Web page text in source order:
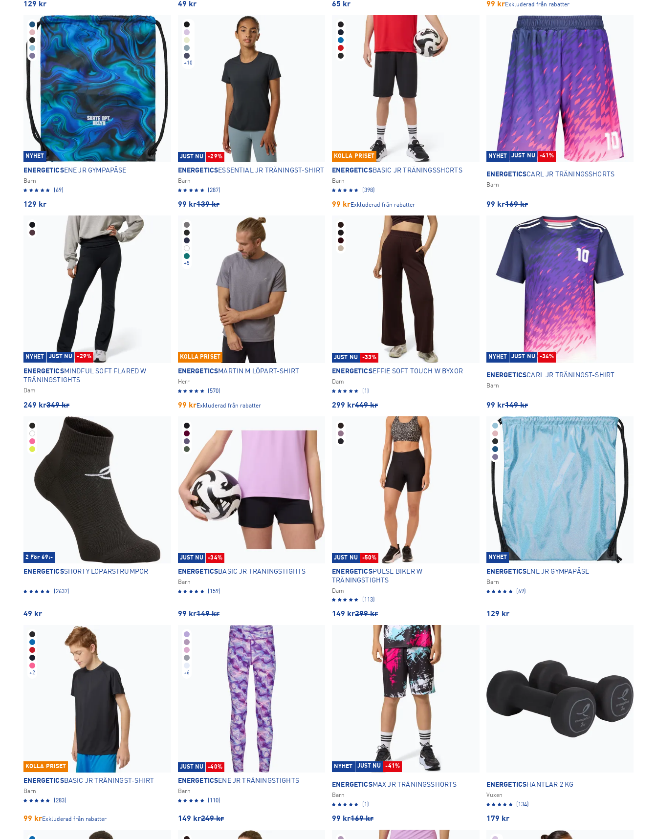
158
129 kr 49 kr 65 kr 99 krExkluderad från rabatter
NYHET
ENERGETICSENE JR GYMPAPÅSE
Barn
(69)
129 kr
+10
JUST NU -29%
ENERGETICSESSENTIAL JR TRÄNINGST-SHIRT
Barn
(287)
99 kr139 kr
KOLLA PRISET
ENERGETICSBASIC JR TRÄNINGSSHORTS
Barn
(398)
99 krExkluderad från rabatter
NYHET JUST NU -41%
ENERGETICSCARL JR TRÄNINGSSHORTS
Barn
99 kr169 kr
NYHET JUST NU -29%
ENERGETICSMINDFUL SOFT FLARED W
TRÄNINGSTIGHTS
Dam
249 kr349 kr
+5
KOLLA PRISET
ENERGETICSMARTIN M LÖPART-SHIRT
Herr
(570)
99 krExkluderad från rabatter
JUST NU -33%
ENERGETICSEFFIE SOFT TOUCH W BYXOR
Dam
(1)
299 kr449 kr
NYHET JUST NU -34%
ENERGETICSCARL JR TRÄNINGST-SHIRT
Barn
99 kr149 kr
2 För 69:-
ENERGETICSSHORTY LÖPARSTRUMPOR
(2637)
49 kr
JUST NU -34%
ENERGETICSBASIC JR TRÄNINGSTIGHTS
Barn
(159)
99 kr149 kr
JUST NU -50%
ENERGETICSPULSE BIKER W
TRÄNINGSTIGHTS
Dam
(113)
149 kr299 kr
NYHET
ENERGETICSENE JR GYMPAPÅSE
Barn
(69)
129 kr
+2
KOLLA PRISET
ENERGETICSBASIC JR TRÄNINGST-SHIRT
Barn
(283)
99 krExkluderad från rabatter
+6
JUST NU -40%
ENERGETICSENE JR TRÄNINGSTIGHTS
Barn
(110)
149 kr249 kr
NYHET JUST NU -41%
ENERGETICSMAX JR TRÄNINGSSHORTS
Barn
(1)
99 kr169 kr
ENERGETICSHANTLAR 2 KG
Vuxen
(134)
179 kr